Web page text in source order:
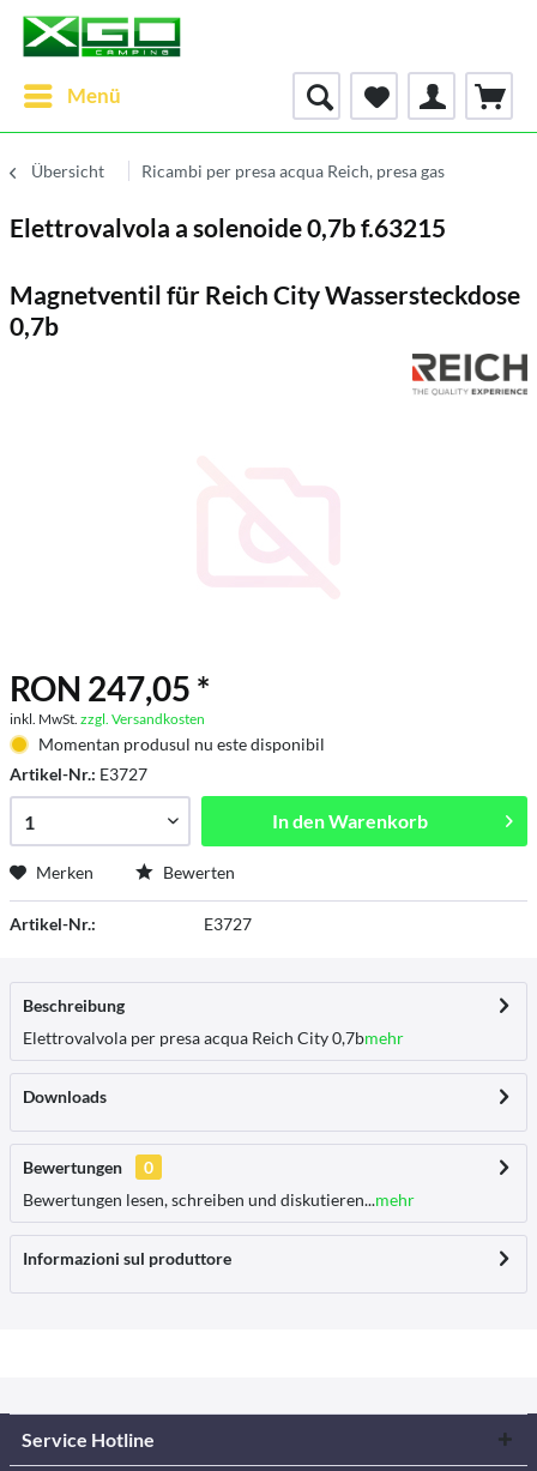
Menü
Übersicht Ricambi per presa acqua Reich, presa gas
Elettrovalvola a solenoide 0,7b f.63215
Magnetventil für Reich City Wassersteckdose
0,7b
RON 247,05 *
inkl. MwSt. zzgl. Versandkosten
Momentan produsul nu este disponibil
Artikel-Nr.: E3727
In denWarenkorb
Merken Bewerten
Artikel-Nr.: E3727
Beschreibung
Elettrovalvola per presa acqua Reich City 0,7bmehr
Downloads
Bewertungen
0
Bewertungen lesen, schreiben und diskutieren...mehr
Informazioni sul produttore
Service Hotline